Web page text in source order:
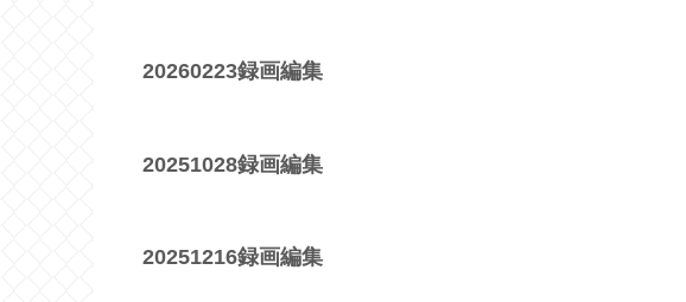
20260223録画編集
20251028録画編集
20251216録画編集